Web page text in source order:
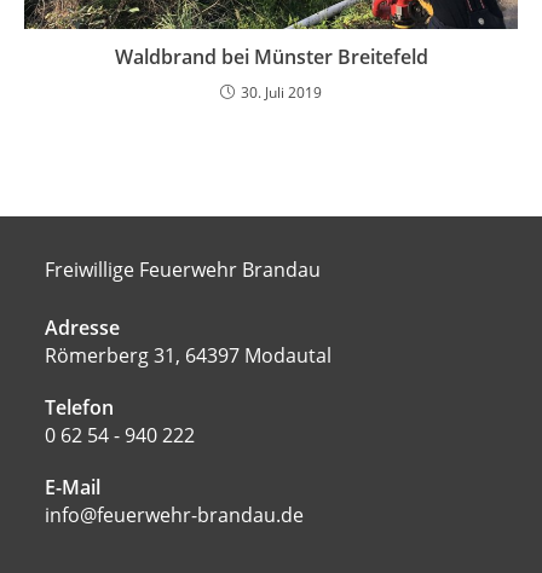
Waldbrand bei Münster Breitefeld
30. Juli 2019
Freiwillige Feuerwehr Brandau
Adresse
Römerberg 31, 64397 Modautal
Telefon
0 62 54 - 940 222
E-Mail
info@feuerwehr-brandau.de